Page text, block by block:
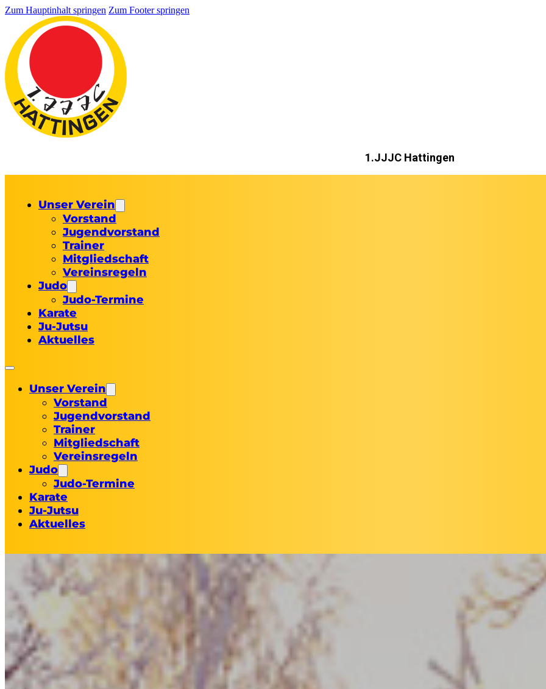
Zum Hauptinhalt springen Zum Footer springen
1.JJJC Hattingen
Unser Verein
Vorstand
Jugendvorstand
Trainer
Mitgliedschaft
Vereinsregeln
Judo
Judo-Termine
Karate
Ju-Jutsu
Aktuelles
Unser Verein
Vorstand
Jugendvorstand
Trainer
Mitgliedschaft
Vereinsregeln
Judo
Judo-Termine
Karate
Ju-Jutsu
Aktuelles